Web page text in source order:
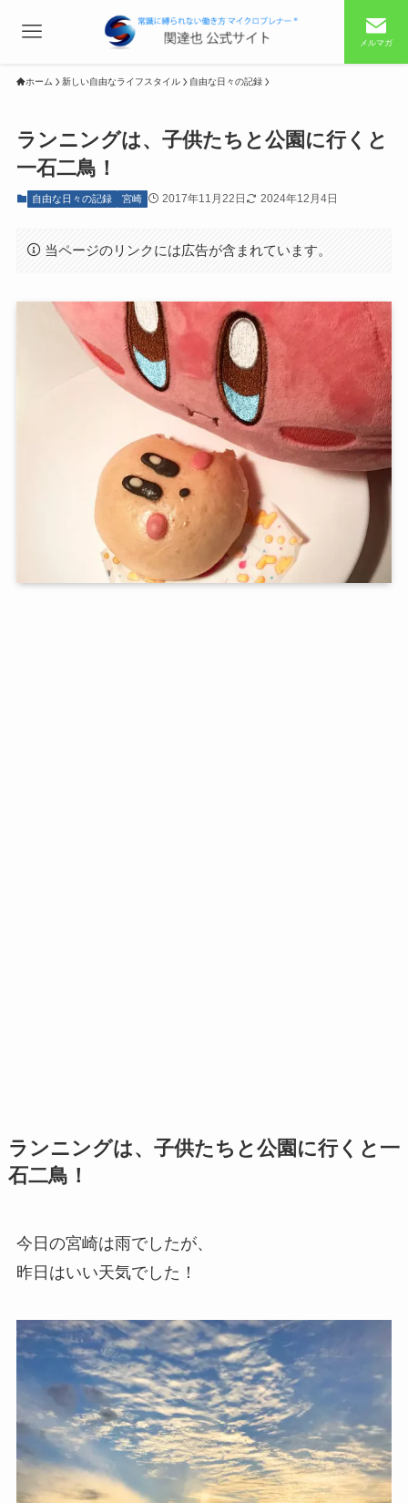
メルマガ
ホーム 新しい自由なライフスタイル 自由な日々の記録
ランニングは、子供たちと公園に行くと
一石二鳥！
自由な日々の記録 宮崎 2017年11月22日 2024年12月4日
当ページのリンクには広告が含まれています。
ランニングは、子供たちと公園に行くと一
石二鳥！
今日の宮崎は雨でしたが、
昨日はいい天気でした！